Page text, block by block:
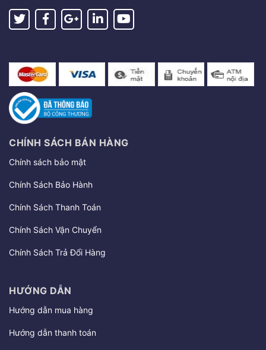
CHÍNH SÁCH BÁN HÀNG
Chính sách bảo mật
Chính Sách Bảo Hành
Chính Sách Thanh Toán
Chính Sách Vận Chuyển
Chính Sách Trả Đổi Hàng
HƯỚNG DẪN
Hướng dẫn mua hàng
Hướng dẫn thanh toán